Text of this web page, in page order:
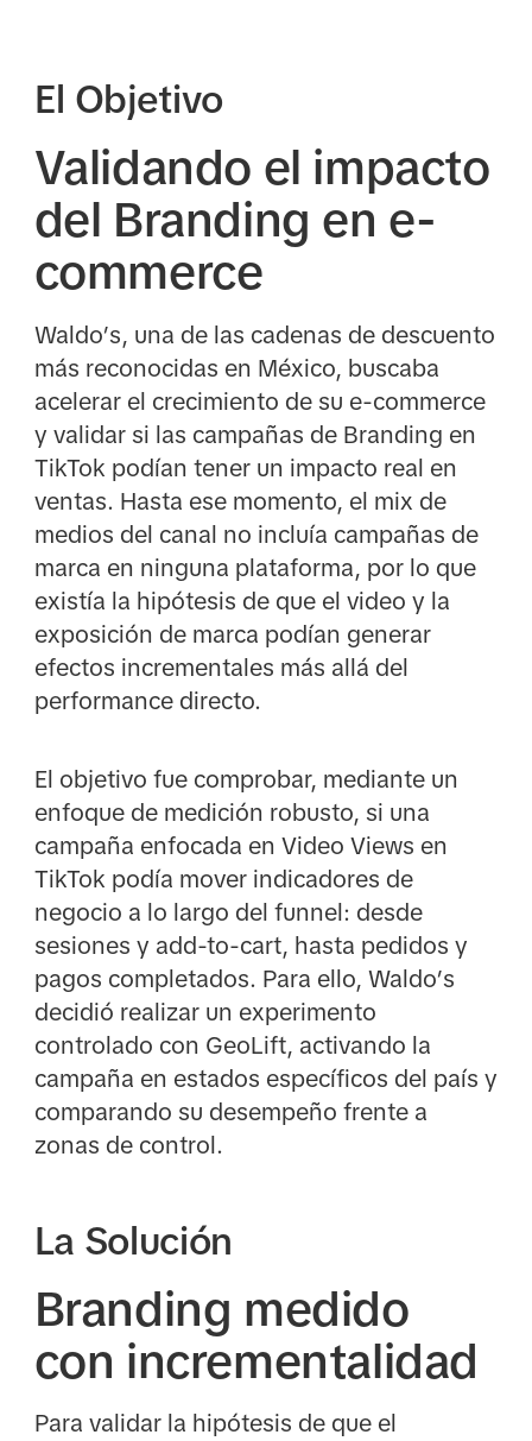
El Objetivo
Validando el impacto
del Branding en e-
commerce
Waldo’s, una de las cadenas de descuento
más reconocidas en México, buscaba
acelerar el crecimiento de su e-commerce
y validar si las campañas de Branding en
TikTok podían tener un impacto real en
ventas. Hasta ese momento, el mix de
medios del canal no incluía campañas de
marca en ninguna plataforma, por lo que
existía la hipótesis de que el video y la
exposición de marca podían generar
efectos incrementales más allá del
performance directo.
El objetivo fue comprobar, mediante un
enfoque de medición robusto, si una
campaña enfocada en Video Views en
TikTok podía mover indicadores de
negocio a lo largo del funnel: desde
sesiones y add-to-cart, hasta pedidos y
pagos completados. Para ello, Waldo’s
decidió realizar un experimento
controlado con GeoLift, activando la
campaña en estados específicos del país y
comparando su desempeño frente a
zonas de control.
La Solución
Branding medido
con incrementalidad
Para validar la hipótesis de que el